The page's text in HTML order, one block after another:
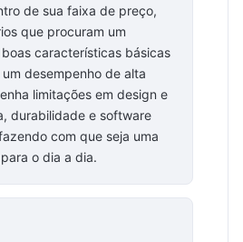
de sua faixa de preço,
que procuram um
características básicas
desempenho de alta
limitações em design e
durabilidade e software
com que seja uma
o dia a dia.